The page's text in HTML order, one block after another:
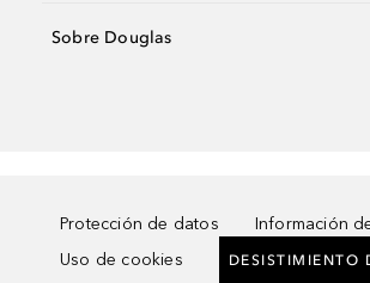
Sobre Douglas
Protección de datos Información
Uso de cookies
DESISTIMIENTO